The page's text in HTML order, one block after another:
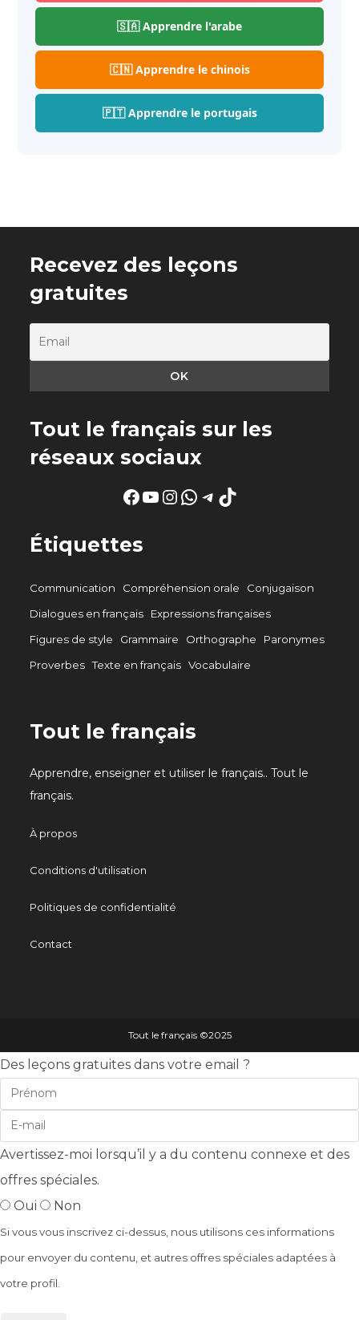
🇸🇦 Apprendre l'arabe
🇨🇳 Apprendre le chinois
🇵🇹 Apprendre le portugais
Recevez des leçons
gratuites
Tout le français sur les
réseaux sociaux
Facebook
YouTube
Instagram
WhatsApp
Telegram
TikTok
Étiquettes
Communication Compréhension orale
Conjugaison
Dialogues en français
Expressions françaises
Figures de style
Grammaire Orthographe
Paronymes
Proverbes Texte en français Vocabulaire
Tout le français
Apprendre, enseigner et utiliser le français.. Tout le
français.
À propos
Conditions d'utilisation
Politiques de confidentialité
Contact
Tout le français ©️2025
Des leçons gratuites dans votre email ?
Avertissez-moi lorsqu’il y a du contenu connexe et des
offres spéciales.
Oui
Non
Si vous vous inscrivez ci-dessus, nous utilisons ces informations
pour envoyer du contenu, et autres offres spéciales adaptées à
votre profil.